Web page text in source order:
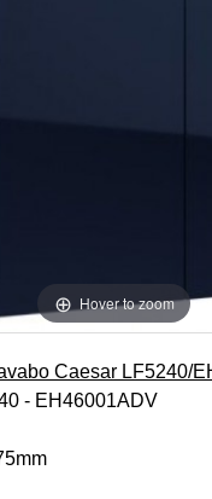
Hover to zoom
Caesar LF5240/
- EH46001ADV